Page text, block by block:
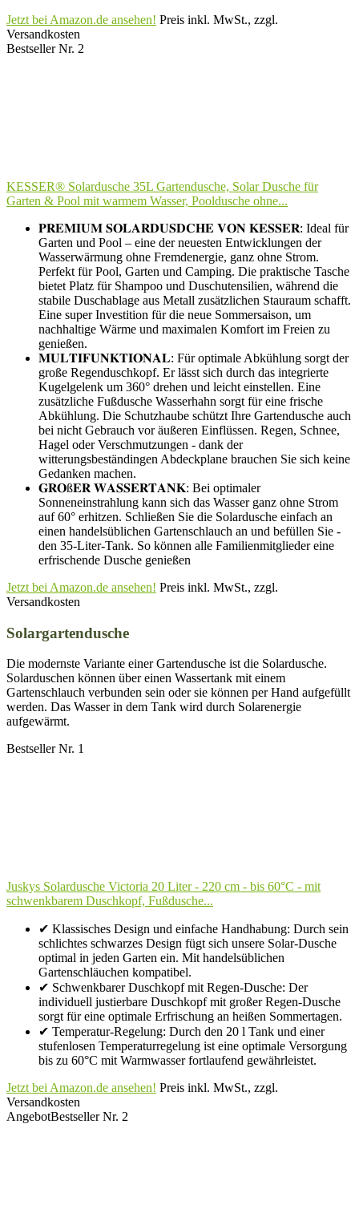
Jetzt bei Amazon.de ansehen! Preis inkl. MwSt., zzgl.
Versandkosten
Bestseller Nr. 2
KESSER® Solardusche 35L Gartendusche, Solar Dusche für
Garten & Pool mit warmem Wasser, Pooldusche ohne...
𝐏𝐑𝐄𝐌𝐈𝐔𝐌 𝐒𝐎𝐋𝐀𝐑𝐃𝐔𝐒𝐃𝐂𝐇𝐄 𝐕𝐎𝐍 𝐊𝐄𝐒𝐒𝐄𝐑: Ideal für
Garten und Pool – eine der neuesten Entwicklungen der
Wasserwärmung ohne Fremdenergie, ganz ohne Strom.
Perfekt für Pool, Garten und Camping. Die praktische Tasche
bietet Platz für Shampoo und Duschutensilien, während die
stabile Duschablage aus Metall zusätzlichen Stauraum schafft.
Eine super Investition für die neue Sommersaison, um
nachhaltige Wärme und maximalen Komfort im Freien zu
genießen.
𝐌𝐔𝐋𝐓𝐈𝐅𝐔𝐍𝐊𝐓𝐈𝐎𝐍𝐀𝐋: Für optimale Abkühlung sorgt der
große Regenduschkopf. Er lässt sich durch das integrierte
Kugelgelenk um 360° drehen und leicht einstellen. Eine
zusätzliche Fußdusche Wasserhahn sorgt für eine frische
Abkühlung. Die Schutzhaube schützt Ihre Gartendusche auch
bei nicht Gebrauch vor äußeren Einflüssen. Regen, Schnee,
Hagel oder Verschmutzungen - dank der
witterungsbeständingen Abdeckplane brauchen Sie sich keine
Gedanken machen.
𝐆𝐑𝐎ß𝐄𝐑 𝐖𝐀𝐒𝐒𝐄𝐑𝐓𝐀𝐍𝐊: Bei optimaler
Sonneneinstrahlung kann sich das Wasser ganz ohne Strom
auf 60° erhitzen. Schließen Sie die Solardusche einfach an
einen handelsüblichen Gartenschlauch an und befüllen Sie -
den 35-Liter-Tank. So können alle Familienmitglieder eine
erfrischende Dusche genießen
Jetzt bei Amazon.de ansehen! Preis inkl. MwSt., zzgl.
Versandkosten
Solargartendusche
Die modernste Variante einer Gartendusche ist die Solardusche.
Solarduschen können über einen Wassertank mit einem
Gartenschlauch verbunden sein oder sie können per Hand aufgefüllt
werden. Das Wasser in dem Tank wird durch Solarenergie
aufgewärmt.
Bestseller Nr. 1
Juskys Solardusche Victoria 20 Liter - 220 cm - bis 60°C - mit
schwenkbarem Duschkopf, Fußdusche...
✔ Klassisches Design und einfache Handhabung: Durch sein
schlichtes schwarzes Design fügt sich unsere Solar-Dusche
optimal in jeden Garten ein. Mit handelsüblichen
Gartenschläuchen kompatibel.
✔ Schwenkbarer Duschkopf mit Regen-Dusche: Der
individuell justierbare Duschkopf mit großer Regen-Dusche
sorgt für eine optimale Erfrischung an heißen Sommertagen.
✔ Temperatur-Regelung: Durch den 20 l Tank und einer
stufenlosen Temperaturregelung ist eine optimale Versorgung
bis zu 60°C mit Warmwasser fortlaufend gewährleistet.
Jetzt bei Amazon.de ansehen! Preis inkl. MwSt., zzgl.
Versandkosten
AngebotBestseller Nr. 2